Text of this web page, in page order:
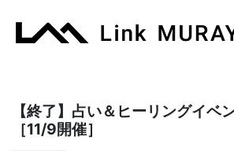
Main Navigation
【終了】占い＆ヒーリングイベ
［11/9開催］